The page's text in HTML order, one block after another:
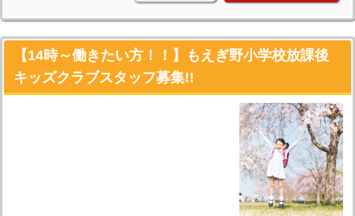
【14時～働きたい方！！】もえぎ野小学校放課後
キッズクラブスタッフ募集!!